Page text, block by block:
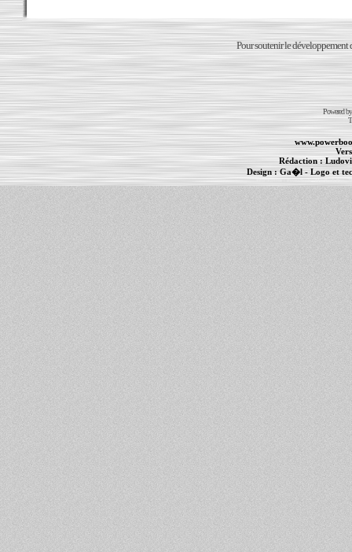
Pour soutenir le développement
Powered
Rédaction :
Design : Ga�l- Logo et
Informations : PowerBook- MacBook Pro